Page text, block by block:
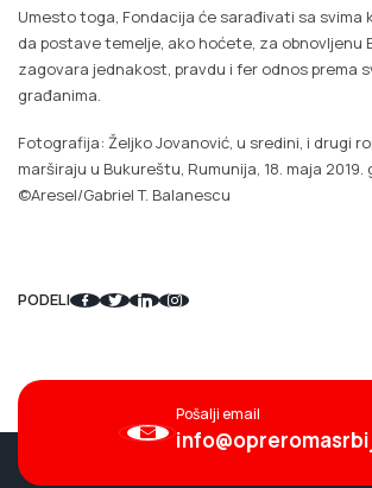
Umesto toga, Fondacija će sarađivati sa svima
da postave temelje, ako hoćete, za obnovljenu
zagovara jednakost, pravdu i fer odnos prema
građanima.
Fotografija: Željko Jovanović, u sredini, i drugi
marširaju u Bukureštu, Rumunija, 18. maja 2019.
©Aresel/Gabriel T. Balanescu
PODELI
Pošalji email